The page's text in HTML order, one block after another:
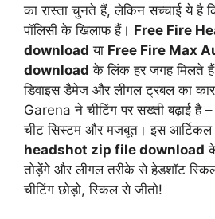
का रास्ता चुनते हैं, लेकिन सच्चाई ये है
पॉलिसी के खिलाफ हैं। Free Fire
download या Free Fire Max
download के लिंक हर जगह मिलते
डिवाइस डैमेज और लीगल ट्रबल का
Garena ने चीटिंग पर सख्ती बढ़ाई है
चीट सिस्टम और मजबूत। इस आर्टिकल
headshot zip file download
तोड़ेंगे और लीगल तरीके से हेडशॉट
चीटिंग छोड़ो, स्किल से जीतो!